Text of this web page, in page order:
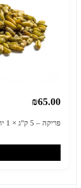
₪65.00
פריקה – 5 ק"ג × 1 יחידה